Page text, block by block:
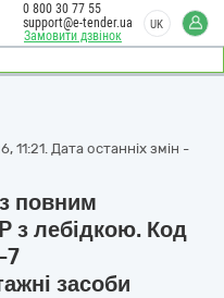
Замовити дзвінок
0 800 30 77 55
support@e-tender.ua
UK
Дата останніх змін -
повним
з лебідкою. Код
7
засоби